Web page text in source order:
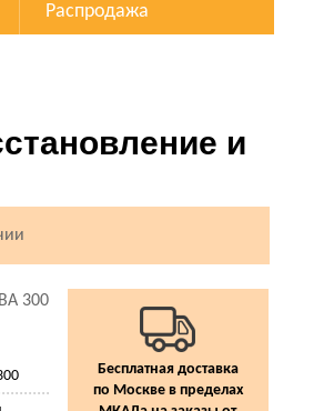
Распродажа
и
300
Бесплатная доставка
по Москве в пределах